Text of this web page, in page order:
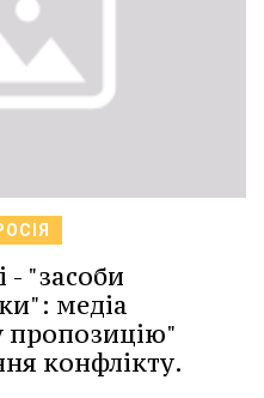
- "засоби
медіа
пропозицію"
конфлікту.